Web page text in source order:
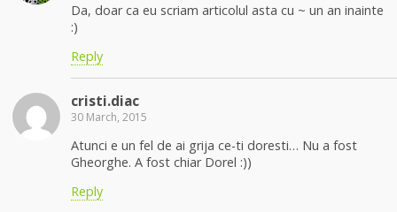
Da, doar ca eu scriam articolul asta cu ~ un an inainte
:)
Reply
cristi.diac
30 March, 2015
Atunci e un fel de ai grija ce-ti doresti… Nu a fost
Gheorghe. A fost chiar Dorel :))
Reply